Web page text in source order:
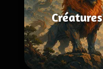
Créatures